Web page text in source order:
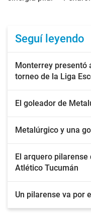
Seguí leyendo
Monterrey presentó
torneo de la Liga
El goleador de
Metalúrgico y una
El arquero
Atlético Tucumán
Un pilarense va por